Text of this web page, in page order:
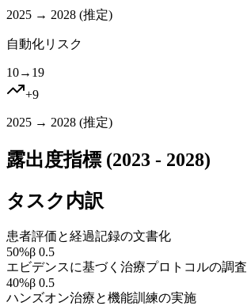
2025 → 2028 (推定)
自動化リスク
10→ 19
+9
2025 → 2028 (推定)
露出度指標 (2023 - 2028)
タスク内訳
患者評価と経過記録の文書化
50%β 0.5
エビデンスに基づく治療プロトコルの調査
40%β 0.5
ハンズオン治療と機能訓練の実施